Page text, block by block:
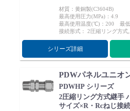
Language：日本語／English
お問い合わせ
材質：黄銅製(C3604B)
最高使用圧力(MPa)：4.9
最高使用温度(℃)：200 最
接続形式： 2圧縮リング方式,
シリーズ詳細
PDWパネルユニオ
PDWHP シリーズ
2圧縮リング方式継手
サイズ×R・Rcねじ接続